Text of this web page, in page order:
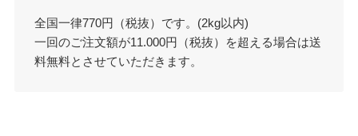
全国一律770円（税抜）です。(2kg以内)
一回のご注文額が11.000円（税抜）を超える場合は送
料無料とさせていただきます。